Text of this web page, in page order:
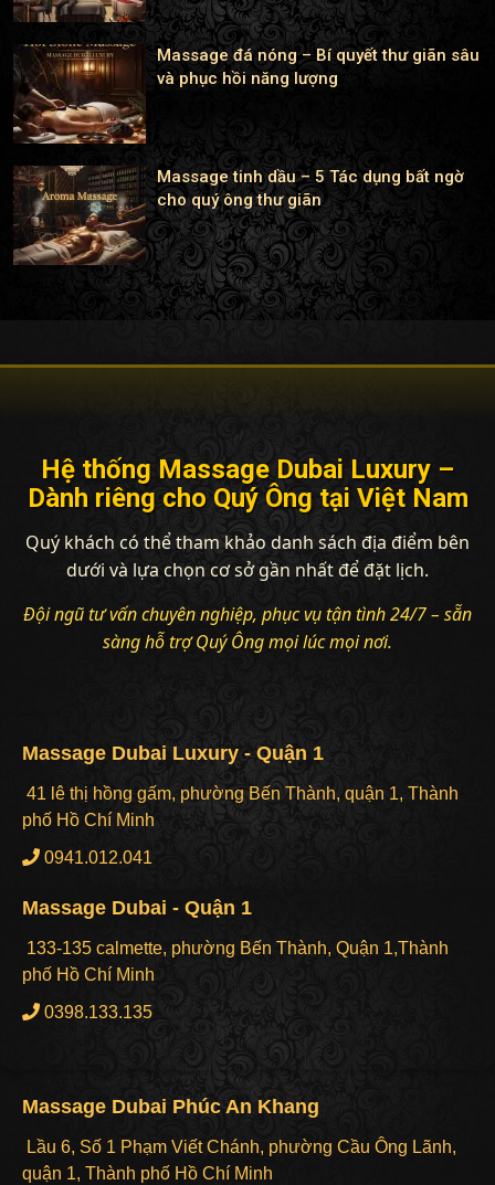
Massage đá nóng – Bí quyết thư giãn sâu
và phục hồi năng lượng
Massage tinh dầu – 5 Tác dụng bất ngờ
cho quý ông thư giãn
Hệ thống Massage Dubai Luxury –
Dành riêng cho Quý Ông tại Việt Nam
Quý khách có thể tham khảo danh sách địa điểm bên
dưới và lựa chọn cơ sở gần nhất để đặt lịch.
Đội ngũ tư vấn chuyên nghiệp, phục vụ tận tình 24/7 – sẵn
sàng hỗ trợ Quý Ông mọi lúc mọi nơi.
Massage Dubai Luxury - Quận 1
41 lê thị hồng gấm, phường Bến Thành, quận 1, Thành
phố Hồ Chí Minh
0941.012.041
Massage Dubai - Quận 1
133-135 calmette, phường Bến Thành, Quận 1,Thành
phố Hồ Chí Minh
0398.133.135
Massage Dubai Phúc An Khang
Lầu 6, Số 1 Phạm Viết Chánh, phường Cầu Ông Lãnh,
quận 1, Thành phố Hồ Chí Minh